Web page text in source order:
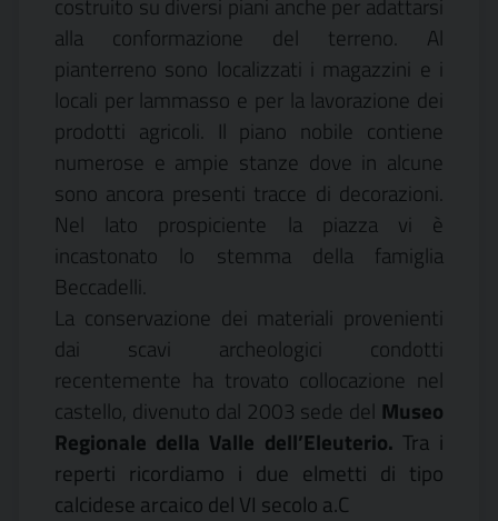
alla conformazione del terreno. Al
pianterreno sono localizzati i magazzini e i
locali per lammasso e per la lavorazione dei
prodotti agricoli. Il piano nobile contiene
numerose e ampie stanze dove in alcune
sono ancora presenti tracce di decorazioni.
Nel lato prospiciente la piazza vi è
incastonato lo stemma della famiglia
Beccadelli.
La conservazione dei materiali provenienti
dai scavi archeologici condotti
recentemente ha trovato collocazione nel
castello, divenuto dal 2003 sede del Museo
Regionale della Valle dell’Eleuterio. Tra i
reperti ricordiamo i due elmetti di tipo
calcidese arcaico del VI secolo a.C